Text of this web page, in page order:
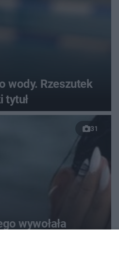
wody. Rzeszutek
tytuł
31
wywołała
Antonela
się w mikrobikini